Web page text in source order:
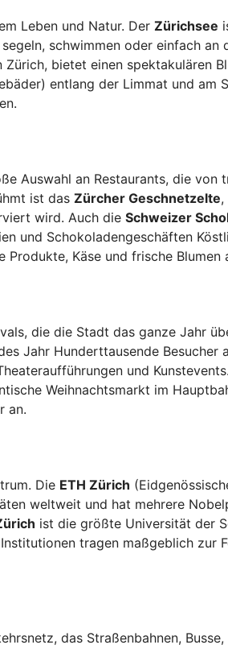
Leben und Natur. Der Zürichsee
schwimmen oder einfach an
Zürich, bietet einen spektakulären
entlang der Limmat und am
Auswahl an Restaurants, die von
ist das Zürcher Geschnetzelte,
wird. Auch die Schweizer
und Schokoladengeschäften
Produkte, Käse und frische Blumen
die die Stadt das ganze Jahr
Jahr Hunderttausende Besucher
und
Weihnachtsmarkt im
an.
Die ETH Zürich
weltweit und hat mehrere
ist die größte Universität der
tragen maßgeblich zur
das Straßenbahnen, Busse,